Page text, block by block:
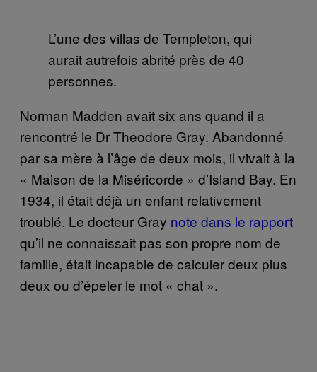
L’une des villas de Templeton, qui
aurait autrefois abrité près de 40
personnes.
Norman Madden avait six ans quand il a
rencontré le Dr Theodore Gray. Abandonné
par sa mère à l’âge de deux mois, il vivait à la
« Maison de la Miséricorde » d’Island Bay. En
1934, il était déjà un enfant relativement
troublé. Le docteur Gray note dans le rapport
qu’il ne connaissait pas son propre nom de
famille, était incapable de calculer deux plus
deux ou d’épeler le mot « chat ».